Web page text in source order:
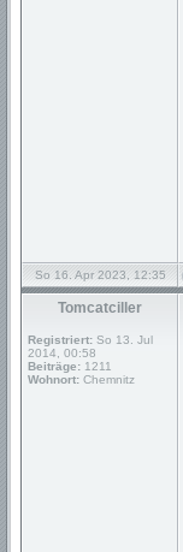
So 16. Apr 2023, 12:35
Tomcatciller
Registriert: So 13. Jul
2014, 00:58
Beiträge: 1211
Wohnort: Chemnitz